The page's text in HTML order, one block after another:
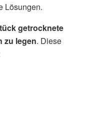
Lösungen.
getrocknete
zu legen. Diese